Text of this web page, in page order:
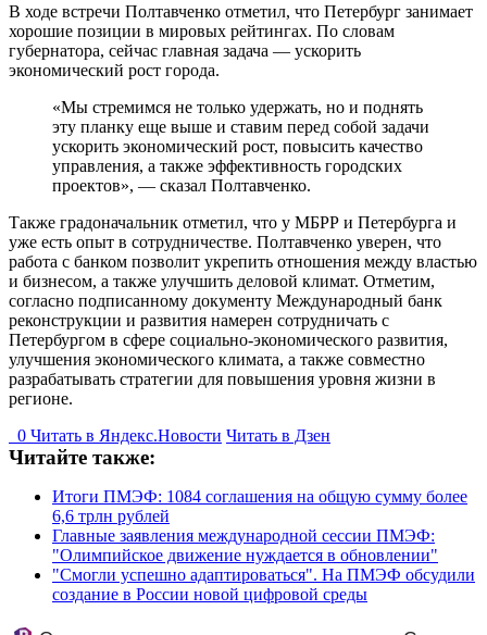
В ходе встречи Полтавченко отметил, что Петербург занимает
хорошие позиции в мировых рейтингах. По словам
губернатора, сейчас главная задача — ускорить
экономический рост города.
«Мы стремимся не только удержать, но и поднять
эту планку еще выше и ставим перед собой задачи
ускорить экономический рост, повысить качество
управления, а также эффективность городских
проектов», — сказал Полтавченко.
Также градоначальник отметил, что у МБРР и Петербурга и
уже есть опыт в сотрудничестве. Полтавченко уверен, что
работа с банком позволит укрепить отношения между властью
и бизнесом, а также улучшить деловой климат. Отметим,
согласно подписанному документу Международный банк
реконструкции и развития намерен сотрудничать с
Петербургом в сфере социально-экономического развития,
улучшения экономического климата, а также совместно
разрабатывать стратегии для повышения уровня жизни в
регионе.
0 Читать в Яндекс.Новости Читать в Дзен
Читайте также:
Итоги ПМЭФ: 1084 соглашения на общую сумму более
6,6 трлн рублей
Главные заявления международной сессии ПМЭФ:
"Олимпийское движение нуждается в обновлении"
"Смогли успешно адаптироваться". На ПМЭФ обсудили
создание в России новой цифровой среды